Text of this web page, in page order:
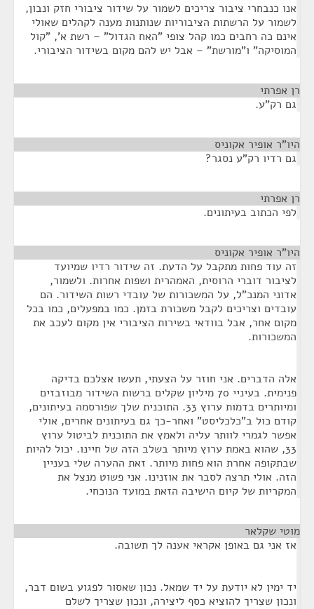
אנו כנבחרי ציבור צריכים לשמור על שידור ציבורי חזק ונבון,
לשמור על הרשתות הציבוריות שנותנות מענה לקהלים שאולי
אינם כה רחבים כמו קהל צופי "האח הגדול" – רשת א', "קול
המוסיקה" ו"מורשת" – אבל יש להם מקום בשידור הציבורי.
רן אפרתי
גם רק"ע.
היו"ר אופיר אקוניס
גם רדיו רק"ע נסגר?
רן אפרתי
לפי הכתוב בעיתונים.
היו"ר אופיר אקוניס
זה עוד פחות מתקבל על הדעת. זה שידור רדיו שמיועד
לציבור דוברי הרוסית, האמהרית ושפות אחרות. ולשמור,
אדוני המנכ"ל, על המשכורות של עובדי רשות השידור. הם
עובדים וצריכים לקבל משכורת בזמן. כמו במפעלים, כמו בכל
מקום אחר, אבל בוודאי בשירות הציבורי אין מקום לעכב את
המשכורות.
אלה הדברים. אני חוזר על הצעתי, תעשו אצלכם בדיקה
פנימית. בעיניי 70 מיליון שקלים ברשות השידור מבוזבזים
ומיותרים בדמות ערוץ 33. התוכנית שלך שפורסמה בעיתונים,
קודם כול ב"כלכליסט" ואחר-כך גם בעיתונים אחרים, אולי
אפשר לגמרי לוותר עליה ולאמץ את התוכנית לביטול ערוץ
33, שהוא באמת ערוץ מיותר בשלב הזה של חיינו. יכול להיות
שבתקופה אחרת הוא פחות מיותר. זאת ההערה שלי בעניין
הזה. אולי תרצה לסבר את אוזנינו. אני פשוט מנצל את
המקריות של קיום הישיבה הזאת במועד הנוכחי.
מוטי שקלאר
אז אני גם באופן אקראי אענה לך תשובה.
יד ימין לא יודעת על יד שמאל. נכון שאסור לפגוע בשום דבר,
ונכון שצריך להוציא כסף ליצירה, ונכון שצריך לשלם